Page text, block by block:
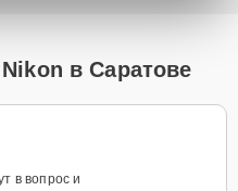
в Саратове
в вопрос и